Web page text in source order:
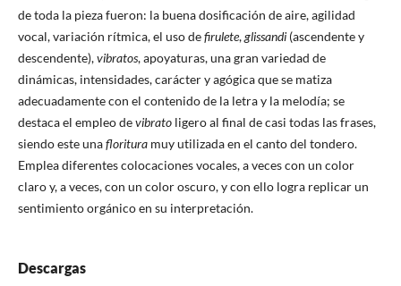
de toda la pieza fueron: la buena dosificación de aire, agilidad
vocal, variación rítmica, el uso defirulete,glissandi(ascendente y
descendente),vibratos, apoyaturas, una gran variedad de
dinámicas, intensidades, carácter y agógica que se matiza
adecuadamente con el contenido de la letra y la melodía; se
destaca el empleo devibratoligero al final de casi todas las frases,
siendo este unaflorituramuy utilizada en el canto del tondero.
Emplea diferentes colocaciones vocales, a veces con un color
claro y, a veces, con un color oscuro, y con ello logra replicar un
sentimiento orgánico en su interpretación.
Descargas